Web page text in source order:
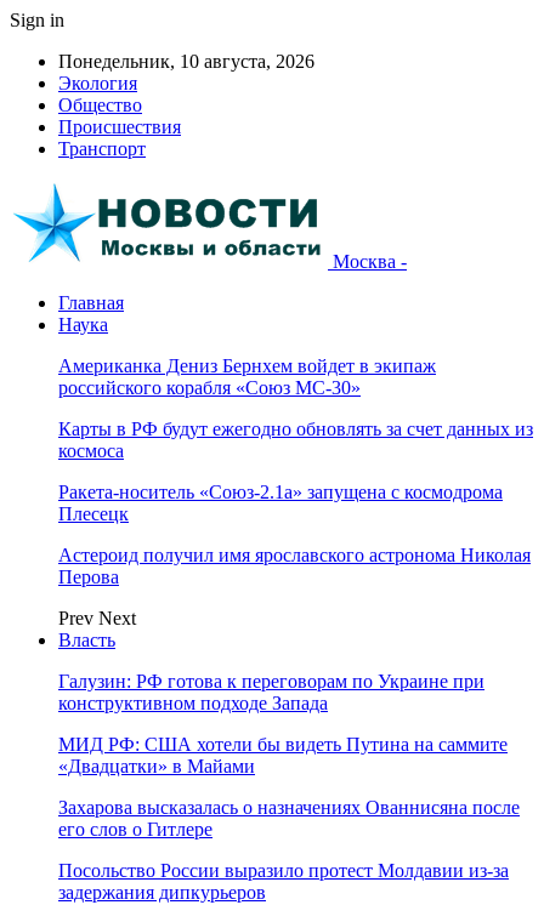
Sign in
Понедельник, 10 августа, 2026
Экология
Общество
Происшествия
Транспорт
Москва -
Главная
Наука
Американка Дениз Бернхем войдет в экипаж
российского корабля «Союз МС-30»
Карты в РФ будут ежегодно обновлять за счет данных из
космоса
Ракета-носитель «Союз-2.1а» запущена с космодрома
Плесецк
Астероид получил имя ярославского астронома Николая
Перова
Prev Next
Власть
Галузин: РФ готова к переговорам по Украине при
конструктивном подходе Запада
МИД РФ: США хотели бы видеть Путина на саммите
«Двадцатки» в Майами
Захарова высказалась о назначениях Ованнисяна после
его слов о Гитлере
Посольство России выразило протест Молдавии из-за
задержания дипкурьеров